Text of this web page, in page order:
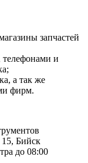
запчастей
телефонами и
а так же
фирм.
15, Бийск
до 08:00